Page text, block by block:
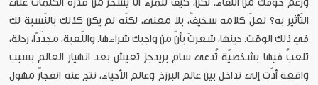
التّأثير به؟ لعلّ كلامه سخيفٌ، بلا معنى، لكنّه لم يكن كذلك بالنّسبة لك
في ذلك الوقت. حينها، شعرتَ بأنّ من واجبك شراءها. واللّعبة، مجدّدًا، رحلة،
تلعبُ فيها بشخصيّة تُدعى سام بريدجز تعيش بعد انهيار العالم بسبب
واقعة أدّت إلى تداخل بين عالم البرزخ وعالم الأحياء، نتج عنه انفجارٌ مهول